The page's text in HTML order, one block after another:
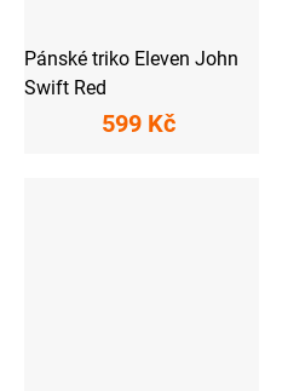
Pánské triko Eleven John
Swift Red
599 Kč